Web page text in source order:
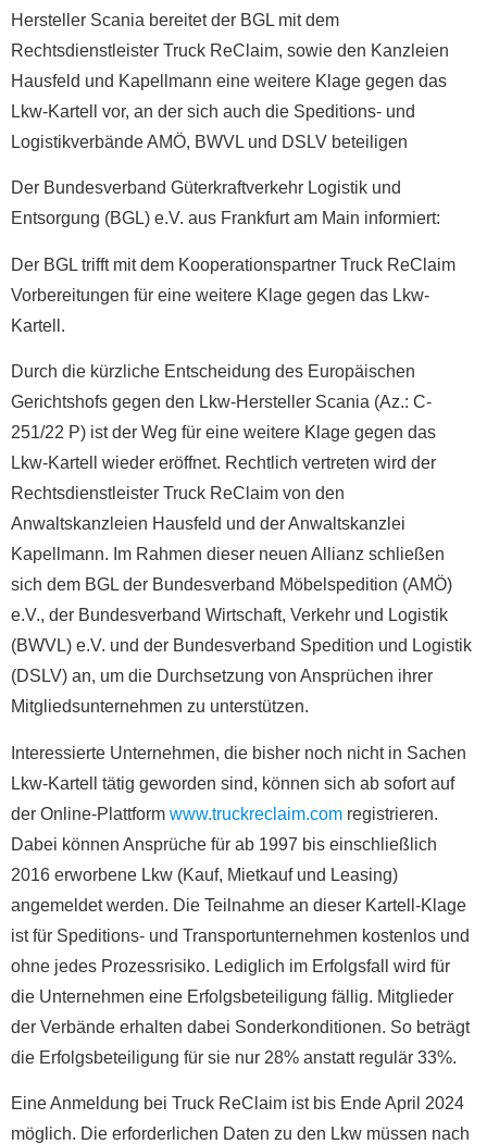
Hersteller Scania bereitet der BGL mit dem
Rechtsdienstleister Truck ReClaim, sowie den Kanzleien
Hausfeld und Kapellmann eine weitere Klage gegen das
Lkw-Kartell vor, an der sich auch die Speditions- und
Logistikverbände AMÖ, BWVL und DSLV beteiligen
Der Bundesverband Güterkraftverkehr Logistik und
Entsorgung (BGL) e.V. aus Frankfurt am Main informiert:
Der BGL trifft mit dem Kooperationspartner Truck ReClaim
Vorbereitungen für eine weitere Klage gegen das Lkw-
Kartell.
Durch die kürzliche Entscheidung des Europäischen
Gerichtshofs gegen den Lkw-Hersteller Scania (Az.: C-
251/22 P) ist der Weg für eine weitere Klage gegen das
Lkw-Kartell wieder eröffnet. Rechtlich vertreten wird der
Rechtsdienstleister Truck ReClaim von den
Anwaltskanzleien Hausfeld und der Anwaltskanzlei
Kapellmann. Im Rahmen dieser neuen Allianz schließen
sich dem BGL der Bundesverband Möbelspedition (AMÖ)
e.V., der Bundesverband Wirtschaft, Verkehr und Logistik
(BWVL) e.V. und der Bundesverband Spedition und Logistik
(DSLV) an, um die Durchsetzung von Ansprüchen ihrer
Mitgliedsunternehmen zu unterstützen.
Interessierte Unternehmen, die bisher noch nicht in Sachen
Lkw-Kartell tätig geworden sind, können sich ab sofort auf
der Online-Plattform www.truckreclaim.com registrieren.
Dabei können Ansprüche für ab 1997 bis einschließlich
2016 erworbene Lkw (Kauf, Mietkauf und Leasing)
angemeldet werden. Die Teilnahme an dieser Kartell-Klage
ist für Speditions- und Transportunternehmen kostenlos und
ohne jedes Prozessrisiko. Lediglich im Erfolgsfall wird für
die Unternehmen eine Erfolgsbeteiligung fällig. Mitglieder
der Verbände erhalten dabei Sonderkonditionen. So beträgt
die Erfolgsbeteiligung für sie nur 28% anstatt regulär 33%.
Eine Anmeldung bei Truck ReClaim ist bis Ende April 2024
möglich. Die erforderlichen Daten zu den Lkw müssen nach